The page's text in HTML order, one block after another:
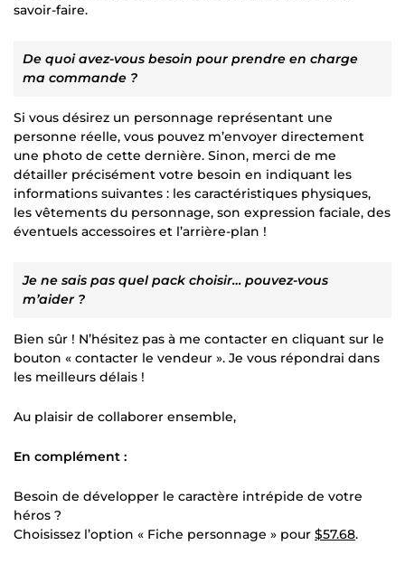
savoir-faire.
De quoi avez-vous besoin pour prendre en charge
ma commande ?
Si vous désirez un personnage représentant une
personne réelle, vous pouvez m’envoyer directement
une photo de cette dernière. Sinon, merci de me
détailler précisément votre besoin en indiquant les
informations suivantes : les caractéristiques physiques,
les vêtements du personnage, son expression faciale, des
éventuels accessoires et l’arrière-plan !
Je ne sais pas quel pack choisir… pouvez-vous
m’aider ?
Bien sûr ! N’hésitez pas à me contacter en cliquant sur le
bouton « contacter le vendeur ». Je vous répondrai dans
les meilleurs délais !
Au plaisir de collaborer ensemble,
En complément :
Besoin de développer le caractère intrépide de votre
héros ?
Choisissez l’option « Fiche personnage » pour $57.68.